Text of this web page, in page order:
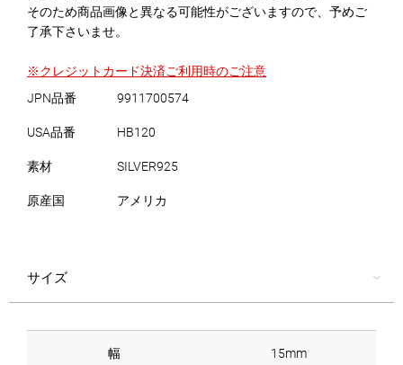
そのため商品画像と異なる可能性がございますので、予めご
了承下さいませ。
※クレジットカード決済ご利用時のご注意
JPN品番
9911700574
USA品番 HB120
素材 SILVER925
原産国 アメリカ
サイズ
幅 15mm